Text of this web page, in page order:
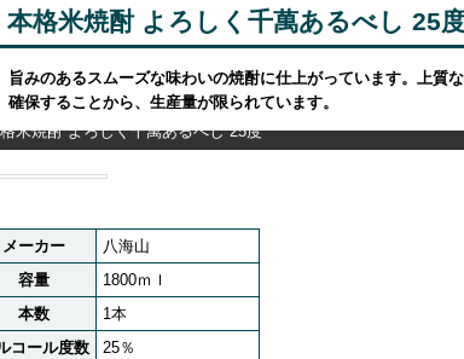
本格米焼酎 よろしく千萬あるべし 25
旨みのあるスムーズな味わいの焼酎に仕上がっています。上質
確保することから、生産量が限られています。
米焼酎 よろしく千萬あるべし 25度
メーカー
八海山
容量
1800ｍｌ
本数
1本
コール度数
25％